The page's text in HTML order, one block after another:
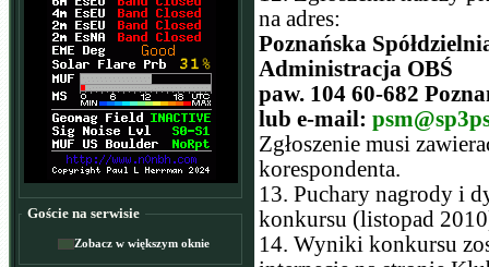
Goście na serwisie
Zobacz w większym oknie
na adres:
Poznańska
Administracja OBŚ
paw. 104 60-682
lub e-mail:
Zgłoszenie musi
korespondenta.
13. Puchary nagrody i
konkursu (listopad
14. Wyniki konkursu